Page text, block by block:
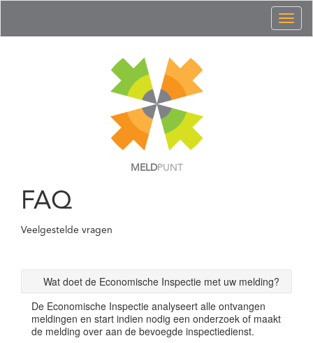
MELDPUNT
FAQ
Veelgestelde vragen
Wat doet de Economische Inspectie met uw melding?
De Economische Inspectie analyseert alle ontvangen
meldingen en start indien nodig een onderzoek of maakt
de melding over aan de bevoegde inspectiedienst.